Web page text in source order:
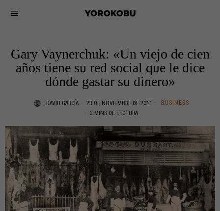
Gary Vaynerchuk: «Un viejo de cien
años tiene su red social que le dice
dónde gastar su dinero»
DAVID GARCÍA 23 DE NOVIEMBRE DE 2011
BUSINESS
3 MINS DE LECTURA